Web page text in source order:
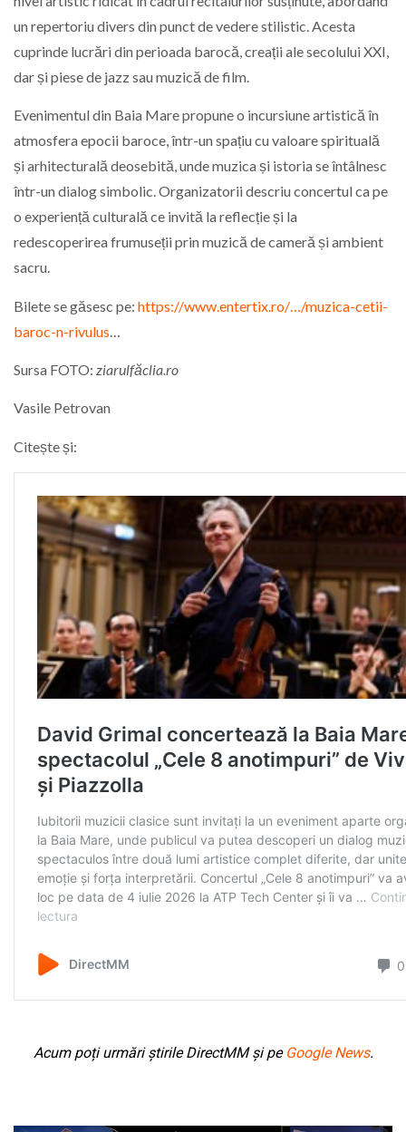
un repertoriu divers din punct de vedere stilistic. Acesta
cuprinde lucrări din perioada barocă, creații ale secolului XXI,
dar și piese de jazz sau muzică de film.
Evenimentul din Baia Mare propune o incursiune artistică în
atmosfera epocii baroce, într-un spațiu cu valoare spirituală
și arhitecturală deosebită, unde muzica și istoria se întâlnesc
într-un dialog simbolic. Organizatorii descriu concertul ca pe
o experiență culturală ce invită la reflecție și la
redescoperirea frumuseții prin muzică de cameră și ambient
sacru.
Bilete se găsesc pe: https://www.entertix.ro/…/muzica-cetii-
baroc-n-rivulus
Sursa FOTO: ziarulfăclia.ro
Vasile Petrovan
Citește și:
Acum poți urmări știrile DirectMM și pe Google News.